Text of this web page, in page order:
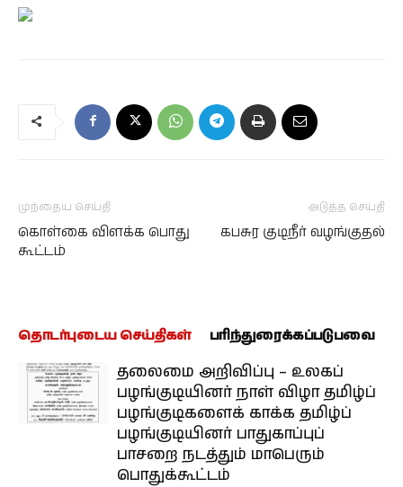
முந்தைய செய்தி
கொள்கை விளக்க பொது
கூட்டம்
அடுத்த செய்தி
கபசுர குடிநீர் வழங்குதல்
தொடர்புடைய செய்திகள் பரிந்துரைக்கப்படுபவை
தலைமை அறிவிப்பு – உலகப்
பழங்குடியினர் நாள் விழா தமிழ்ப்
பழங்குடிகளைக் காக்க தமிழ்ப்
பழங்குடியினர் பாதுகாப்புப்
பாசறை நடத்தும் மாபெரும்
பொதுக்கூட்டம்